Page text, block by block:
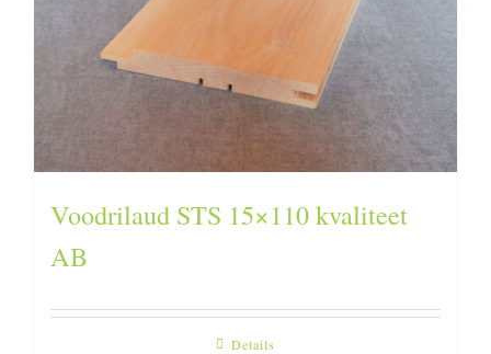
Voodrilaud STS 15×110 kvaliteet
AB
Details